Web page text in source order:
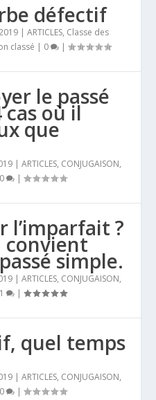
défectif
|ARTICLES, Classe des
classé | 0 |
le passé
cas où il
que
|ARTICLES, CONJUGAISON,
0 |
l’imparfait ?
convient
simple.
|ARTICLES, CONJUGAISON,
1 |
quel temps
|ARTICLES, CONJUGAISON,
0 |